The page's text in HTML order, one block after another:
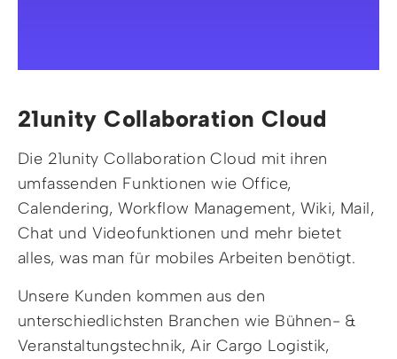
21unity Collaboration Cloud
Die 21unity Collaboration Cloud mit ihren
umfassenden Funktionen wie Office,
Calendering, Workflow Management, Wiki, Mail,
Chat und Videofunktionen und mehr bietet
alles, was man für mobiles Arbeiten benötigt.
Unsere Kunden kommen aus den
unterschiedlichsten Branchen wie Bühnen- &
Veranstaltungstechnik, Air Cargo Logistik,